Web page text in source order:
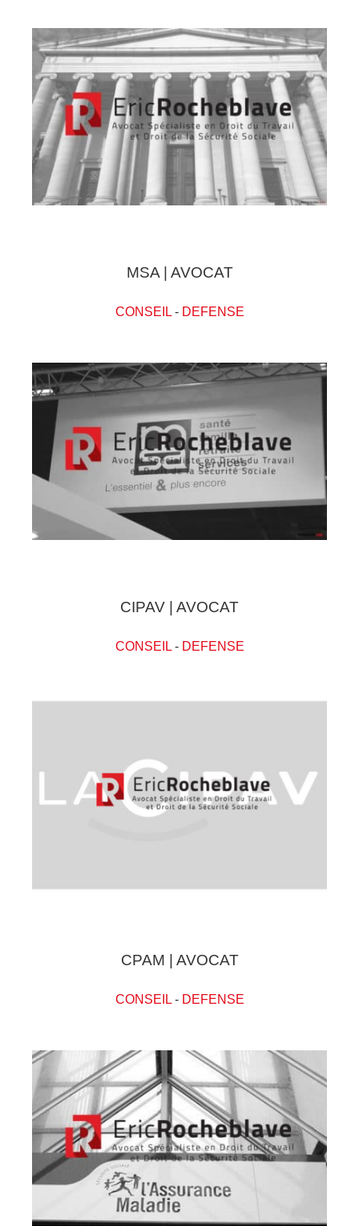
MSA | AVOCAT
CONSEIL- DEFENSE
CIPAV | AVOCAT
CONSEIL- DEFENSE
CPAM | AVOCAT
CONSEIL- DEFENSE